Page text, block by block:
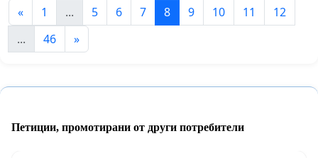
« 1 ... 5 6 7 8 9 10 11
12
...
46 »
Петиции, промотирани от други потребители